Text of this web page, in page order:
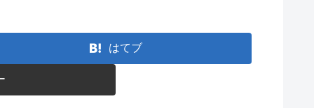
はてブ